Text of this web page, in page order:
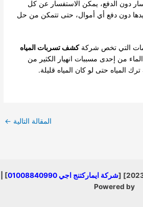
دون الدفع، يمكن الاستفسار عن كل
دون دفع أي أموال، حتى تتمكن من حل
التي تخص شركةكشف تسربات المياه
من إحدى مسببات انهيار الكثير من
المياه حتى لو كان المياه قليلة.
المقالة التالية ←
شركة ايماركتنج اجي 01008840990
] |
Powered by